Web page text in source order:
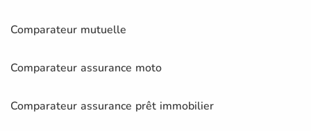
Comparateur mutuelle
Comparateur assurance moto
Comparateur assurance prêt immobilier